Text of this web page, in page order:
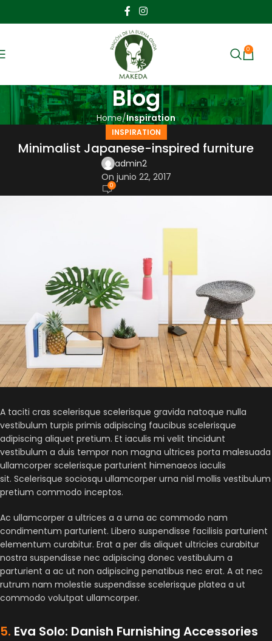
0
Blog
Home Inspiration
INSPIRATION
Minimalist Japanese-inspired furniture
admin2
On junio 22, 2017
0
A taciti cras scelerisque scelerisque gravida natoque nulla
vestibulum turpis primis adipiscing faucibus scelerisque
adipiscing aliquet pretium. Et iaculis mi velit tincidunt
vestibulum a duis tempor non magna ultrices porta malesuada
ullamcorper scelerisque parturient himenaeos iaculis
sit. Scelerisque sociosqu ullamcorper urna nisl mollis vestibulum
pretium commodo inceptos.
Ac ullamcorper a ultrices a a urna ac commodo nam
condimentum parturient. Libero suspendisse facilisis parturient
elementum curabitur. Erat a per dis aliquet ultricies curabitur
nostra suspendisse nec adipiscing donec vestibulum a
parturient a ac ut non adipiscing penatibus nec erat. A at nec
rutrum nam molestie suspendisse scelerisque platea a ut
commodo volutpat ullamcorper.
5. Eva Solo: Danish Furnishing Accessories